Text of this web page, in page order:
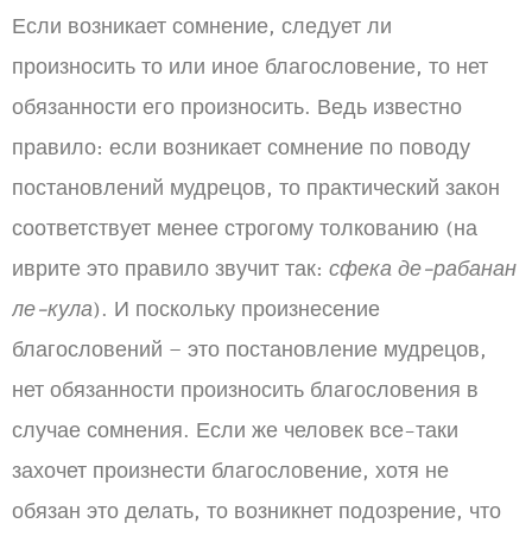
Если возникает сомнение, следует ли
произносить то или иное благословение, то нет
обязанности его произносить. Ведь известно
правило: если возникает сомнение по поводу
постановлений мудрецов, то практический закон
соответствует менее строгому толкованию (на
иврите это правило звучит так: сфека де-рабанан
ле-кула). И поскольку произнесение
благословений – это постановление мудрецов,
нет обязанности произносить благословения в
случае сомнения. Если же человек все-таки
захочет произнести благословение, хотя не
обязан это делать, то возникнет подозрение, что